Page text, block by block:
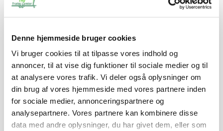
Denne hjemmeside bruger cookies
Vi bruger cookies til at tilpasse vores indhold og
annoncer, til at vise dig funktioner til sociale medier og til
at analysere vores trafik. Vi deler også oplysninger om
din brug af vores hjemmeside med vores partnere inden
for sociale medier, annonceringspartnere og
analysepartnere. Vores partnere kan kombinere disse
data med andre oplysninger, du har givet dem, eller som
− +
Støddæmper 500N - 485/200 mm
SKU: 80063
− +
200,00 kr. ekskl. moms